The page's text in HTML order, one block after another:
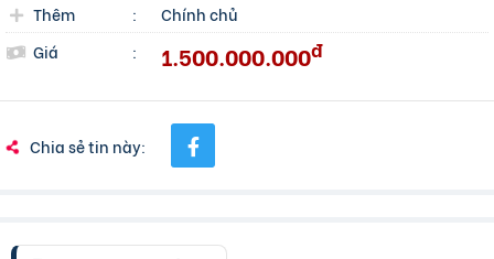
Thêm :
Chính chủ
Giá
: 1.500.000.000đ
Chia sẻ tin này: